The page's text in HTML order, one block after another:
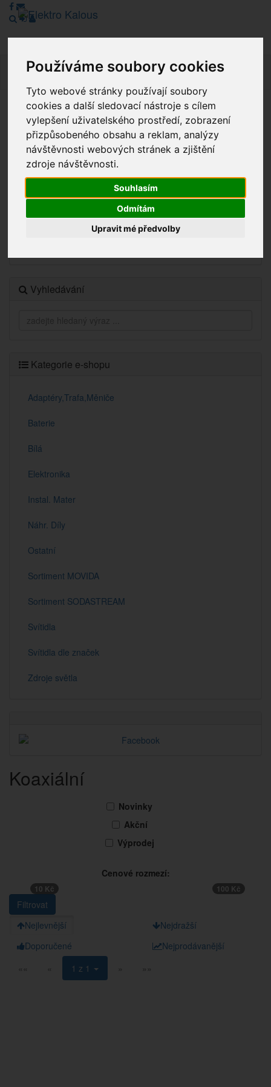
Používáme soubory cookies
Tyto webové stránky používají soubory
cookies a další sledovací nástroje s cílem
vylepšení uživatelského prostředí, zobrazení
přizpůsobeného obsahu a reklam, analýzy
návštěvnosti webových stránek a zjištění
zdroje návštěvnosti.
Souhlasím
Odmítám
Upravit mé předvolby
Vážení zákazníci, v tuto chvíli je Náš internetový obchod v
režimu Katalogu. Objednávky on-line nyní nelze vyřídit.
Děkujeme za pochopení.
Novinky
Vyhledávání
Kategorie e-shopu
Adaptéry,Trafa,Měniče
Baterie
Bílá
Elektronika
Instal. Mater
Náhr. Díly
Ostatní
Sortiment MOVIDA
Sortiment SODASTREAM
Svítidla
Svítidla dle značek
Zdroje světla
Koaxiální
Novinky
Akční
Výprodej
Cenové rozmezí:
10 Kč 100 Kč
Nejlevnější
Nejdražší
Doporučené
Nejprodávanější
««
« 1 z 1 » »»